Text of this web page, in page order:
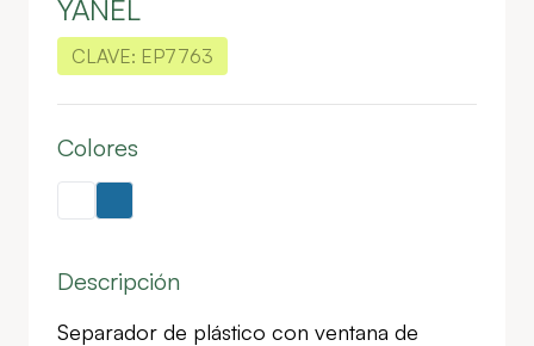
YANEL
CLAVE: EP7763
Colores
Descripción
Separador de plástico con ventana de